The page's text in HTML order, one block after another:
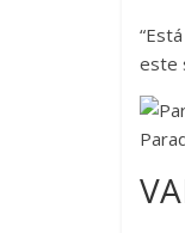
“Está
este